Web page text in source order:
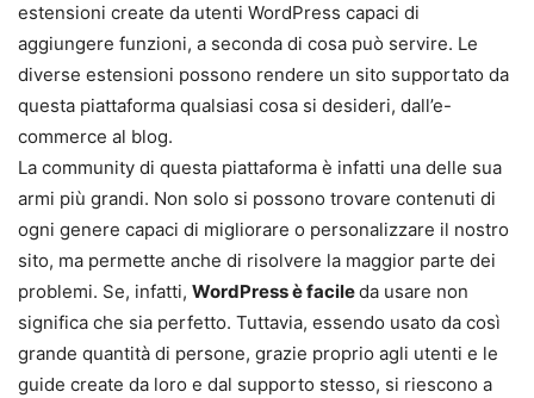
estensioni create da utenti WordPress capaci di
aggiungere funzioni, a seconda di cosa può servire. Le
diverse estensioni possono rendere un sito supportato da
questa piattaforma qualsiasi cosa si desideri, dall’e-
commerce al blog.
La community di questa piattaforma è infatti una delle sua
armi più grandi. Non solo si possono trovare contenuti di
ogni genere capaci di migliorare o personalizzare il nostro
sito, ma permette anche di risolvere la maggior parte dei
problemi. Se, infatti, WordPress è facileda usare non
significa che sia perfetto. Tuttavia, essendo usato da così
grande quantità di persone, grazie proprio agli utenti e le
guide create da loro e dal supporto stesso, si riescono a